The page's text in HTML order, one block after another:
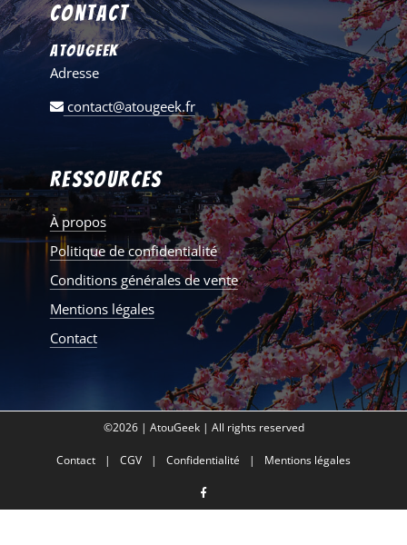
Contact
AtouGeek
Adresse
contact@atougeek.fr
Ressources
À propos
Politique de confidentialité
Conditions générales de vente
Mentions légales
Contact
©2026 | AtouGeek | All rights reserved
Contact CGV Confidentialité Mentions légales
facebook